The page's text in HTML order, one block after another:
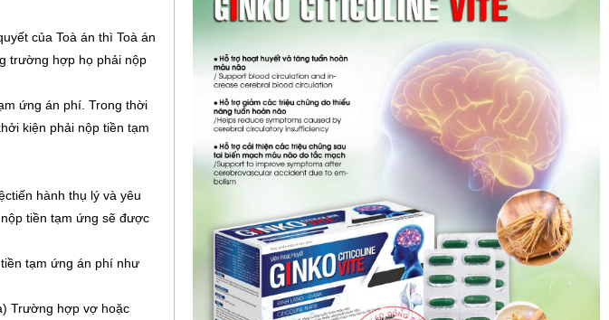
của Toà án thì Toà án
trường hợp họ phải nộp
ứng án phí. Trong thời
kiện phải nộp tiền tạm
hành thụ lý và yêu
tiền tạm ứng sẽ được
tạm ứng án phí như
Trường hợp vợ hoặc